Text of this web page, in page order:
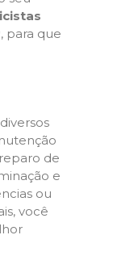
para que
de
e
ou
você